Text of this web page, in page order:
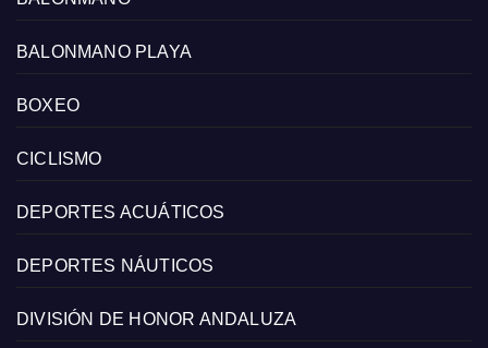
BALONMANO PLAYA
BOXEO
CICLISMO
DEPORTES ACUÁTICOS
DEPORTES NÁUTICOS
DIVISIÓN DE HONOR ANDALUZA